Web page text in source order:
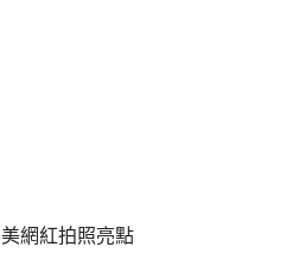
網紅拍照亮點